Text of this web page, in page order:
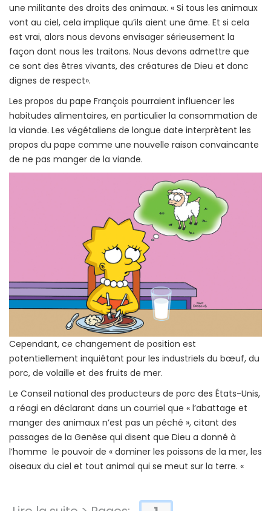
une militante des droits des animaux. « Si tous les animaux
vont au ciel, cela implique qu’ils aient une âme. Et si cela
est vrai, alors nous devons envisager sérieusement la
façon dont nous les traitons. Nous devons admettre que
ce sont des êtres vivants, des créatures de Dieu et donc
dignes de respect».
Les propos du pape François pourraient influencer les
habitudes alimentaires, en particulier la consommation de
la viande. Les végétaliens de longue date interprètent les
propos du pape comme une nouvelle raison convaincante
de ne pas manger de la viande.
Cependant, ce changement de position est
potentiellement inquiétant pour les industriels du bœuf, du
porc, de volaille et des fruits de mer.
Le Conseil national des producteurs de porc des États-Unis,
a réagi en déclarant dans un courriel que « l’abattage et
manger des animaux n’est pas un péché », citant des
passages de la Genèse qui disent que Dieu a donné à
l’homme le pouvoir de « dominer les poissons de la mer, les
oiseaux du ciel et tout animal qui se meut sur la terre. «